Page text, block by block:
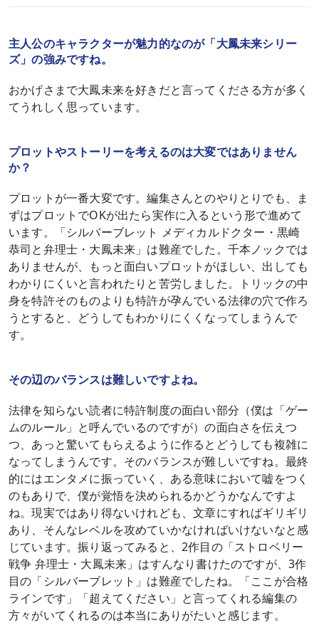
主人公のキャラクターが魅力的なのが「大鳳未来シリー
ズ」の強みですね。
おかげさまで大鳳未来を好きだと言ってくださる方が多く
てうれしく思っています。
プロットやストーリーを考えるのは大変ではありません
か？
プロットが一番大変です。編集さんとのやりとりでも、ま
ずはプロットでOKが出たら実作に入るという形で進めて
います。「シルバーブレット メディカルドクター・黒崎
恭司と弁理士・大鳳未来」は難産でした。千本ノックでは
ありませんが、もっと面白いプロットがほしい、出しても
わかりにくいと言われたりと苦労しました。トリックの中
身を特許そのものよりも特許が孕んでいる法律の穴で作ろ
うとすると、どうしてもわかりにくくなってしまうんで
す。
その辺のバランスは難しいですよね。
法律を知らない読者に特許制度の面白い部分（僕は「ゲー
ムのルール」と呼んでいるのですが）の面白さを伝えつ
つ、あっと驚いてもらえるように作るとどうしても複雑に
なってしまうんです。そのバランスが難しいですね。最終
的にはエンタメに振っていく、ある意味において嘘をつく
のもありで、僕が覚悟を決められるかどうかなんですよ
ね。現実ではあり得ないけれども、文章にすればギリギリ
あり、そんなレベルを攻めていかなければいけないなと感
じています。振り返ってみると、2作目の「ストロベリー
戦争 弁理士・大鳳未来」はすんなり書けたのですが、3作
目の「シルバーブレット」は難産でしたね。「ここが合格
ラインです」「超えてください」と言ってくれる編集の
方々がいてくれるのは本当にありがたいと感じます。